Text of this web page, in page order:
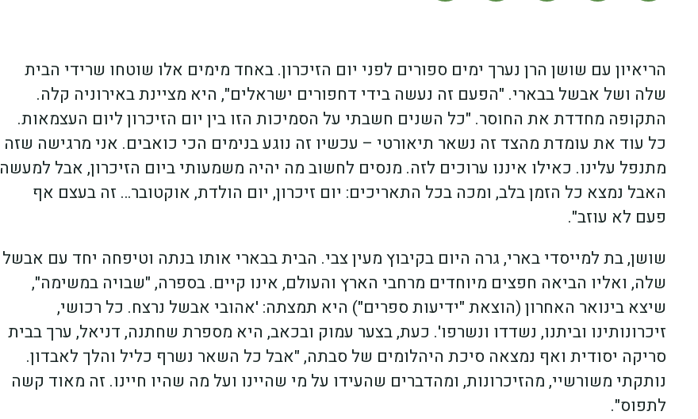
הריאיון עם שושן הרן נערך ימים ספורים לפני יום הזיכרון. באחד מימים אלו שוטחו שרידי הבית
שלה ושל אבשל בבארי. "הפעם זה נעשה בידי דחפורים ישראלים", היא מציינת באירוניה קלה.
התקופה מחדדת את החוסר. "כל השנים חשבתי על הסמיכות הזו בין יום הזיכרון ליום העצמאות.
כל עוד את עומדת מהצד זה נשאר תיאורטי – עכשיו זה נוגע בנימים הכי כואבים. אני מרגישה שזה
מתנפל עלינו. כאילו איננו ערוכים לזה. מנסים לחשוב מה יהיה משמעותי ביום הזיכרון, אבל למעשה
האבל נמצא כל הזמן בלב, ומכה בכל התאריכים: יום זיכרון, יום הולדת, אוקטובר… זה בעצם אף
פעם לא עוזב".
שושן, בת למייסדי בארי, גרה היום בקיבוץ מעין צבי. הבית בבארי אותו בנתה וטיפחה יחד עם אבשל
שלה, ואליו הביאה חפצים מיוחדים מרחבי הארץ והעולם, אינו קיים. בספרה, "שבויה במשימה",
שיצא בינואר האחרון (הוצאת "ידיעות ספרים") היא תמצתה: 'אהובי אבשל נרצח. כל רכושי,
זיכרונותינו וביתנו, נשדדו ונשרפו'. כעת, בצער עמוק ובכאב, היא מספרת שחתנה, דניאל, ערך בבית
סריקה יסודית ואף נמצאה סיכת היהלומים של סבתה, "אבל כל השאר נשרף כליל והלך לאבדון.
נותקתי משורשיי, מהזיכרונות, ומהדברים שהעידו על מי שהיינו ועל מה שהיו חיינו. זה מאוד קשה
לתפוס".